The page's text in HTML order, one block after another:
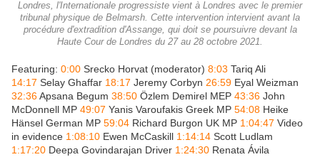
Londres, l'Internationale progressiste vient à Londres avec le premier
tribunal physique de Belmarsh. Cette intervention intervient avant la
procédure d'extradition d'Assange, qui doit se poursuivre devant la
Haute Cour de Londres du 27 au 28 octobre 2021.
Featuring: 0:00 Srecko Horvat (moderator) 8:03 Tariq Ali
14:17 Selay Ghaffar 18:17 Jeremy Corbyn 26:59 Eyal Weizman
32:36Apsana Begum 38:50 Özlem Demirel MEP 43:36 John
McDonnell MP 49:07 Yanis Varoufakis Greek MP 54:08 Heike
Hänsel German MP 59:04 Richard Burgon UK MP 1:04:47 Video
in evidence 1:08:10 Ewen McCaskill 1:14:14 Scott Ludlam
1:17:20 Deepa Govindarajan Driver 1:24:30 Renata Ávila